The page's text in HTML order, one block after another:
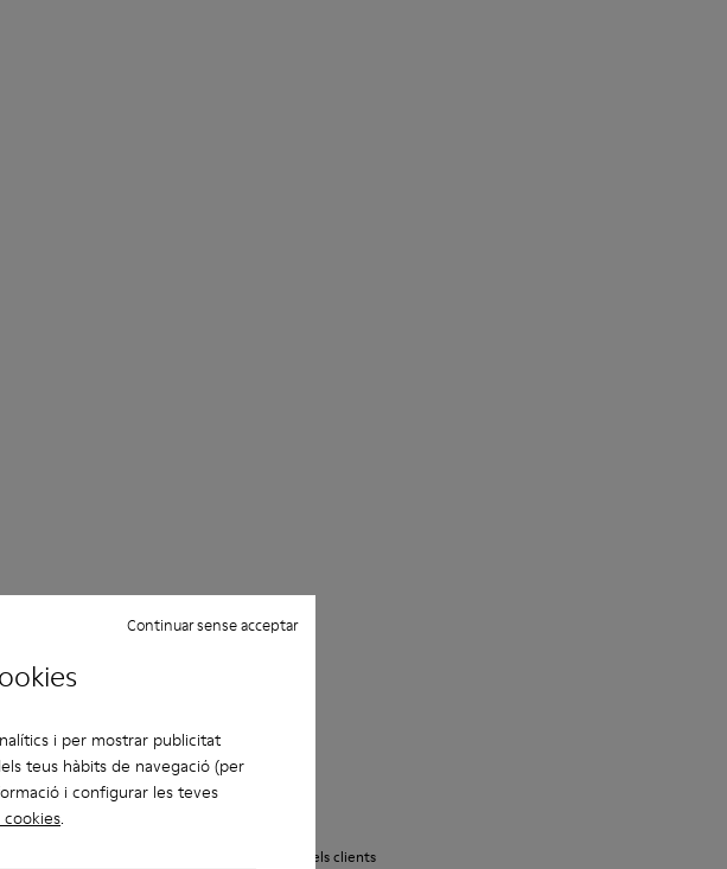
i per mostrar publicitat
teus hàbits de navegació (per
i configurar les teves
cookies.
Continuar sense acceptar
Valoració mitjana dels clients